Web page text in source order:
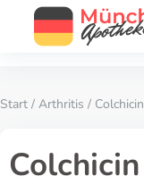
Start / Arthritis / Colchicin
Colchicin